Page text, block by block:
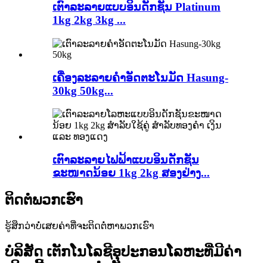
ເຕົາລະລາຍແບບອິນດັກຊັນ Platinum
1kg 2kg 3kg ...
ເຄື່ອງລະລາຍຄຳອັດຕະໂນມັດ Hasung-
30kg 50kg...
ເຕົາລະລາຍໄຟຟ້າແບບອິນດັກຊັນ
ຂະໜາດນ້ອຍ 1kg 2kg ສອງຢ່າງ...
ຕິດຕໍ່ພວກເຮົາ
ຮູ້ສຶກວ່າບໍ່ເສຍຄ່າທີ່ຈະຕິດຕໍ່ຫາພວກເຮົາ
ບໍລິສັດ ເຕັກໂນໂລຊີອຸປະກອນໂລຫະທີ່ມີຄ່າ